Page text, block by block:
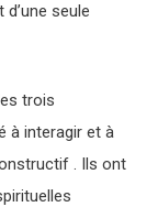
seule
trois
à interagir et à
. Ils ont